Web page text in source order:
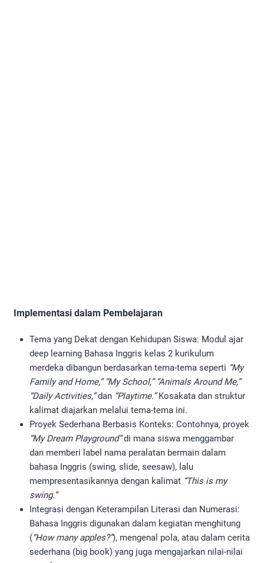
Implementasi dalam Pembelajaran
Tema yang Dekat dengan Kehidupan Siswa: Modul ajar
deep learning Bahasa Inggris kelas 2 kurikulum
merdeka dibangun berdasarkan tema-tema seperti “My
Family and Home,” “My School,” “Animals Around Me,”
“Daily Activities,”dan “Playtime.”Kosakata dan struktur
kalimat diajarkan melalui tema-tema ini.
Proyek Sederhana Berbasis Konteks: Contohnya, proyek
“My Dream Playground”di mana siswa menggambar
dan memberi label nama peralatan bermain dalam
bahasa Inggris (swing, slide, seesaw), lalu
mempresentasikannya dengan kalimat “This is my
swing.”
Integrasi dengan Keterampilan Literasi dan Numerasi:
Bahasa Inggris digunakan dalam kegiatan menghitung
(“How many apples?”), mengenal pola, atau dalam cerita
sederhana (big book) yang juga mengajarkan nilai-nilai